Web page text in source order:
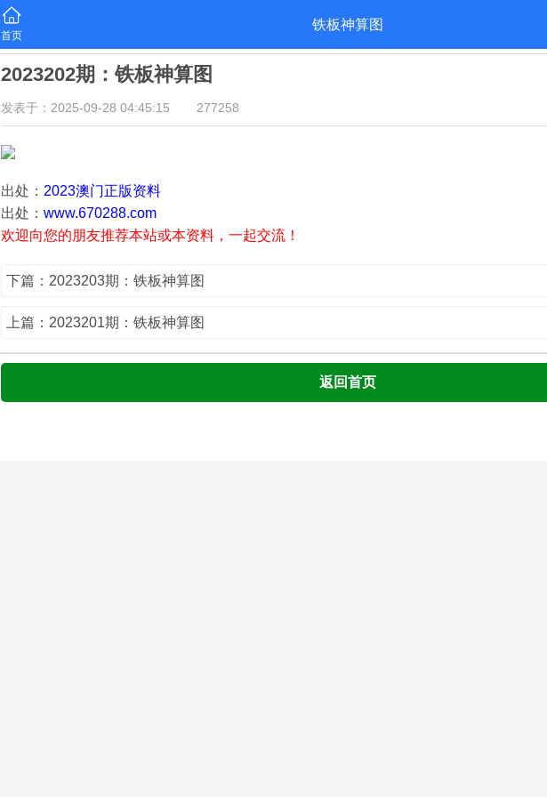
首页
铁板神算图
2023202期：铁板神算图
发表于：2025-09-28 04:45:15 277258
出处： 2023澳门正版资料
出处： www.670288.com
欢迎向您的朋友推荐本站或本资料，一起交流！
下篇：2023203期：铁板神算图
上篇：2023201期：铁板神算图
返回首页